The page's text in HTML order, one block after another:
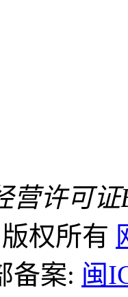
营许可证
版权所有
备案: 闽